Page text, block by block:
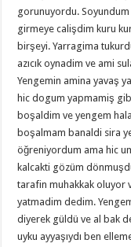
gorunuyordu.
girmeye calişdim kuru
birşeyi. Yarragima
azıcık oynadim ve ami
Yengemin amina yavaş
hic dogum yapmamiş
boşaldim ve yengem
boşalmam banaldi sira
öğreniyordum ama hic
kalcakti gözüm
tarafin muhakkak oluyor
yatmadim dedim.
diyerek güldü ve al bak
uyku ayyaşıydı ben